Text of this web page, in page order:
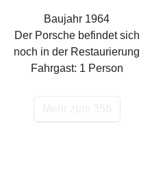
Baujahr 1964
Der Porsche befindet sich
noch in der Restaurierung
Fahrgast: 1 Person